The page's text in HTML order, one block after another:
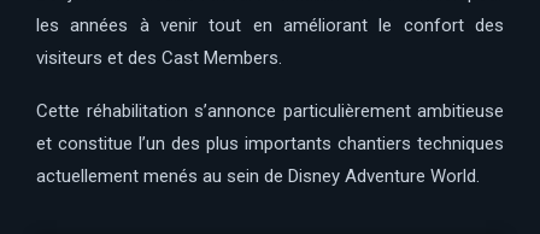
les années à venir tout en améliorant le confort des
visiteurs et des Cast Members.
Cette réhabilitation s’annonce particulièrement ambitieuse
et constitue l’un des plus importants chantiers techniques
actuellement menés au sein de Disney Adventure World.